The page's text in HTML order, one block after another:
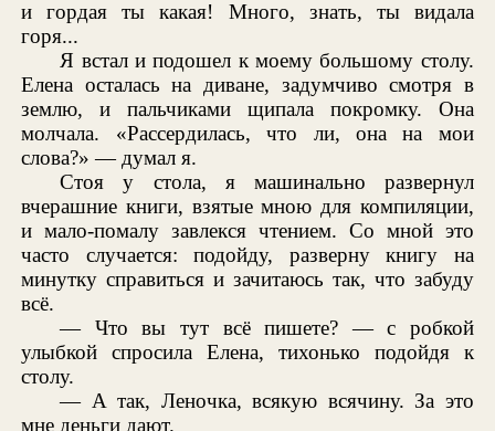
и гордая ты какая! Много, знать, ты видала
горя...
Я встал и подошел к моему большому столу.
Елена осталась на диване, задумчиво смотря в
землю, и пальчиками щипала покромку. Она
молчала. «Рассердилась, что ли, она на мои
слова?» — думал я.
Стоя у стола, я машинально развернул
вчерашние книги, взятые мною для компиляции,
и мало-помалу завлекся чтением. Со мной это
часто случается: подойду, разверну книгу на
минутку справиться и зачитаюсь так, что забуду
всё.
— Что вы тут всё пишете? — с робкой
улыбкой спросила Елена, тихонько подойдя к
столу.
— А так, Леночка, всякую всячину. За это
мне деньги дают.